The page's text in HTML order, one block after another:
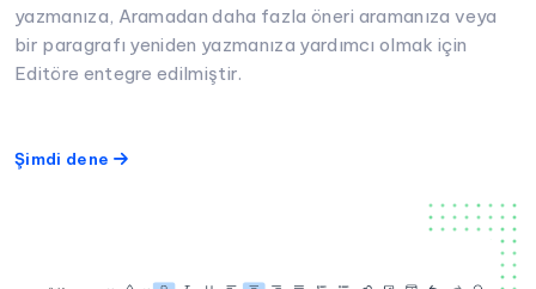
yazmanıza, Aramadan daha fazla öneri aramanıza veya
bir paragrafı yeniden yazmanıza yardımcı olmak için
Editöre entegre edilmiştir.
Şimdi dene